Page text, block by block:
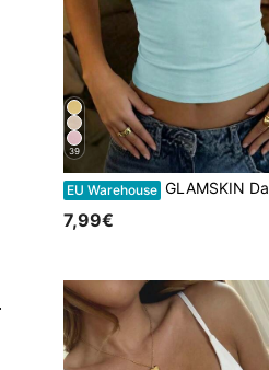
39
EU Warehouse GLAMSKIN Damen Sommer/Herbst gestreiftes Lingerie-Stil figurbetontes Camisole, einfarbiges Y2K Lässig Basic kurzes Tanktop,
7,99€